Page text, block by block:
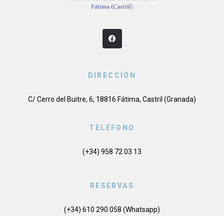
DIRECCIÓN
C/ Cerro del Buitre, 6, 18816 Fátima, Castril (Granada)
TELÉFONO
(+34) 958 72 03 13
RESERVAS
(+34) 610 290 058 (Whatsapp)